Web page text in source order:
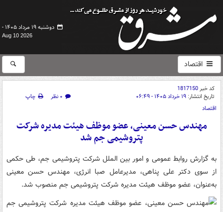
دوشنبه ۱۹ مرداد ۱۴۰۵ -
Aug 10 2026
اقتصاد
کد خبر1817150
تاریخ انتشار: ۱۹ خرداد ۱۴۰۵ - ۰۶:۴۹ ۰ نظر
چاپ
اقتصاد
مهندس حسن معینی، عضو موظف هیئت مدیره شرکت
پتروشیمی جم شد
به گزارش روابط عمومی و امور بین الملل شرکت پتروشیمی جم، طی حکمی
از سوی دکتر علی پناهی، مدیرعامل صبا انرژی، مهندس حسن معینی
به‌عنوان، عضو موظف هیئت مدیره شرکت پتروشیمی جم منصوب شد.